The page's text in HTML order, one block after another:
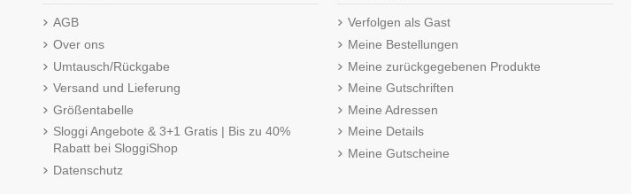
AGB
Over ons
Umtausch/Rückgabe
Versand und Lieferung
Größentabelle
Sloggi Angebote & 3+1 Gratis | Bis zu 40%
Rabatt bei SloggiShop
Datenschutz
Verfolgen als Gast
Meine Bestellungen
Meine zurückgegebenen Produkte
Meine Gutschriften
Meine Adressen
Meine Details
Meine Gutscheine